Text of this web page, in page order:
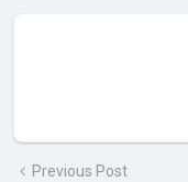
Previous Post